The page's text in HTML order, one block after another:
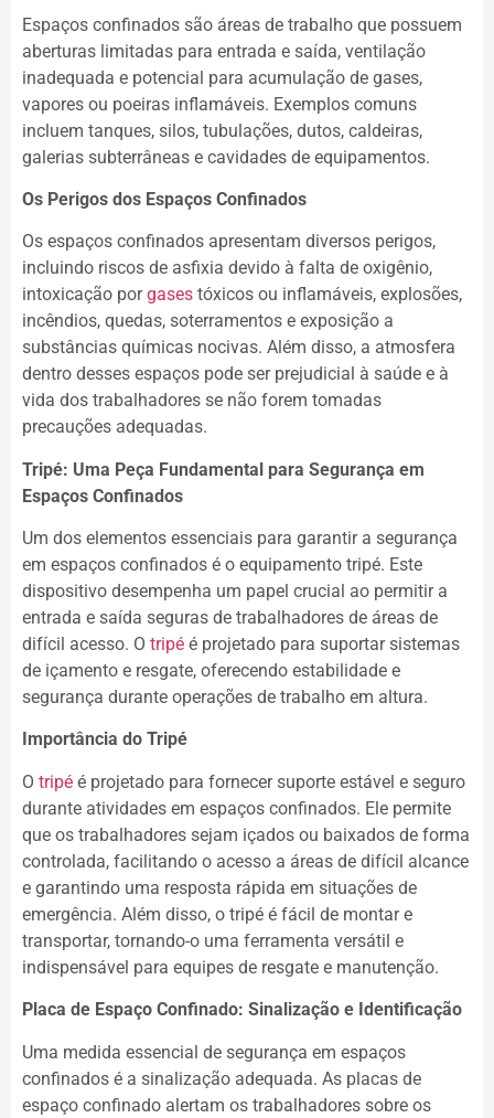
Espaços confinados são áreas de trabalho que possuem
aberturas limitadas para entrada e saída, ventilação
inadequada e potencial para acumulação de gases,
vapores ou poeiras inflamáveis. Exemplos comuns
incluem tanques, silos, tubulações, dutos, caldeiras,
galerias subterrâneas e cavidades de equipamentos.
Os Perigos dos Espaços Confinados
Os espaços confinados apresentam diversos perigos,
incluindo riscos de asfixia devido à falta de oxigênio,
intoxicação porgases tóxicos ou inflamáveis, explosões,
incêndios, quedas, soterramentos e exposição a
substâncias químicas nocivas. Além disso, a atmosfera
dentro desses espaços pode ser prejudicial à saúde e à
vida dos trabalhadores se não forem tomadas
precauções adequadas.
Tripé: Uma Peça Fundamental para Segurança em
Espaços Confinados
Um dos elementos essenciais para garantir a segurança
em espaços confinados é o equipamento tripé. Este
dispositivo desempenha um papel crucial ao permitir a
entrada e saída seguras de trabalhadores de áreas de
difícil acesso. O tripé é projetado para suportar sistemas
de içamento e resgate, oferecendo estabilidade e
segurança durante operações de trabalho em altura.
Importância do Tripé
O tripé é projetado para fornecer suporte estável e seguro
durante atividades em espaços confinados. Ele permite
que os trabalhadores sejam içados ou baixados de forma
controlada, facilitando o acesso a áreas de difícil alcance
e garantindo uma resposta rápida em situações de
emergência. Além disso, o tripé é fácil de montar e
transportar, tornando-o uma ferramenta versátil e
indispensável para equipes de resgate e manutenção.
Placa de Espaço Confinado: Sinalização e Identificação
Uma medida essencial de segurança em espaços
confinados é a sinalização adequada. As placas de
espaço confinado alertam os trabalhadores sobre os